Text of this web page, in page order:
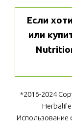
Если
или
*2016-2024
Использование